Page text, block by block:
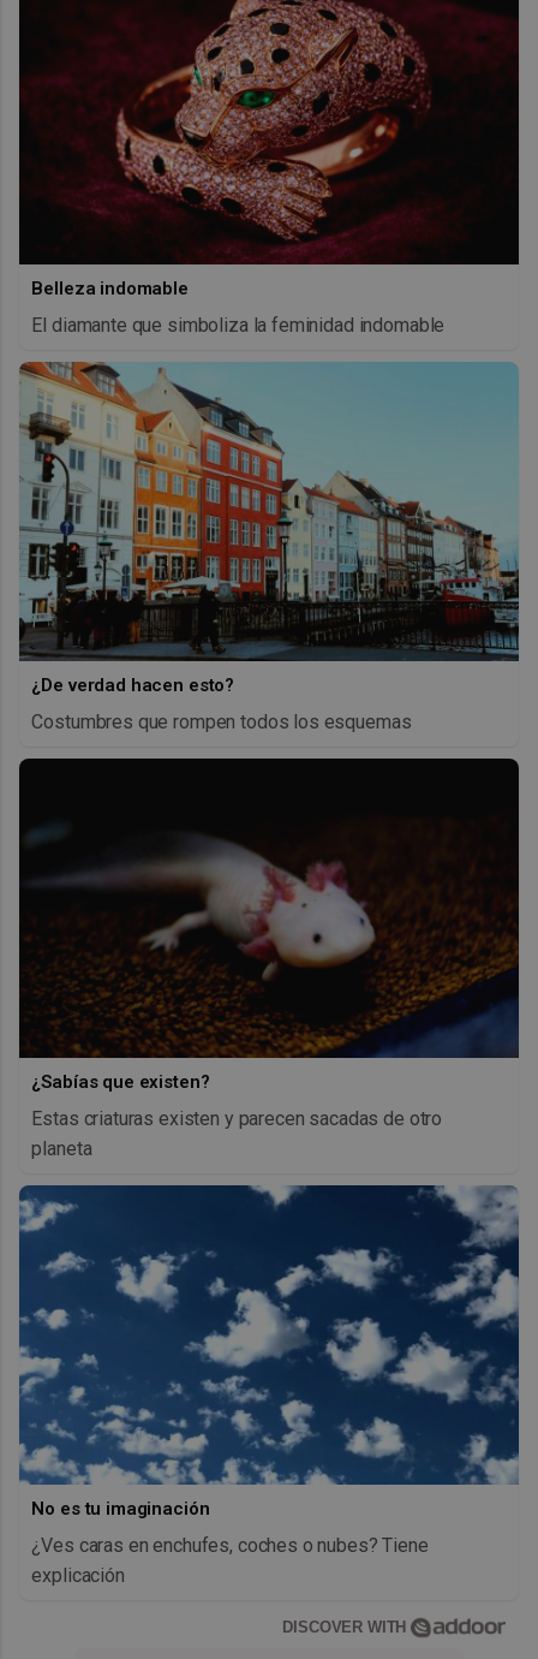
Belleza indomable
El diamante que simboliza la feminidad indomable
¿De verdad hacen esto?
Costumbres que rompen todos los esquemas
¿Sabías que existen?
Estas criaturas existen y parecen sacadas de otro
planeta
No es tu imaginación
¿Ves caras en enchufes, coches o nubes? Tiene
explicación
DISCOVER WITH